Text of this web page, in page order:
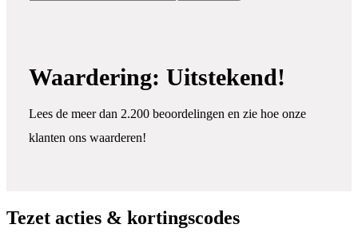
Waardering: Uitstekend!
Lees de meer dan 2.200 beoordelingen en zie hoe onze
klanten ons waarderen!
Tezet acties & kortingscodes